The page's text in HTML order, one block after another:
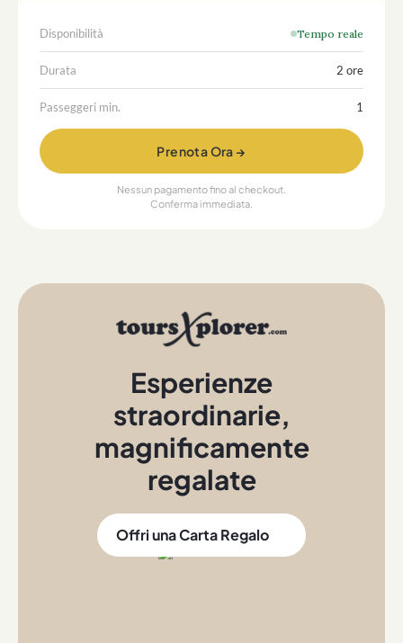
Disponibilità Tempo reale
Durata 2 ore
Passeggeri min. 1
Prenota Ora →
Nessun pagamento fino al checkout.
Conferma immediata.
Esperienze
straordinarie,
magnificamente
regalate
Offri una Carta Regalo